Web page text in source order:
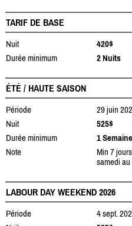
TARIF DE BASE
Nuit
420$
Durée minimum
2 Nuits
ÉTÉ / HAUTE SAISON
Période
29 juin
Nuit
525$
Durée minimum
1 Semaine
Note
Min 7
samedi au
LABOUR DAY WEEKEND 2026
Période
4 sept.